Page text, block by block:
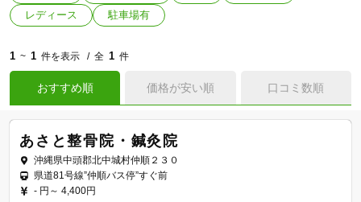
レディース
駐車場有
1 ~ 1 件を表示 全 1 件
おすすめ順 価格が安い順 口コミ数順
あさと整骨院・鍼灸院
沖縄県中頭郡北中城村仲順２３０
県道81号線”仲順バス停”すぐ前
- 円～ 4,400円